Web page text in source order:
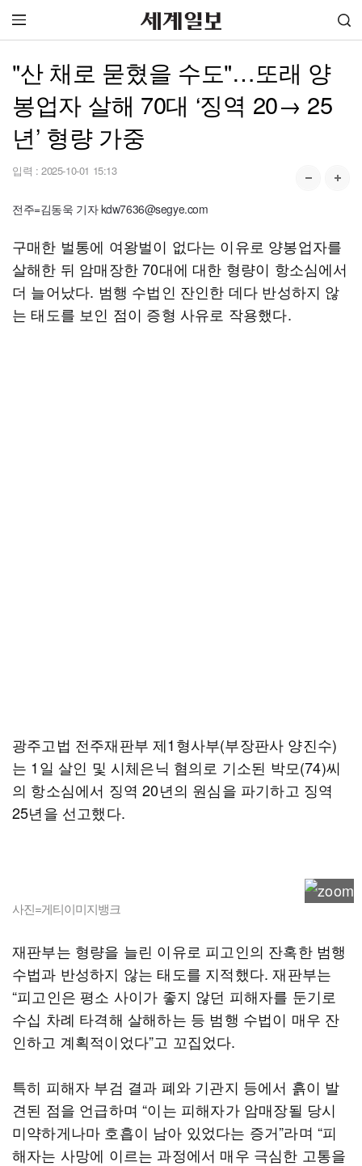
"산 채로 묻혔을 수도"…또래 양
봉업자 살해 70대 ‘징역 20→ 25
년’ 형량 가중
입력 : 2025-10-01 15:13
전주=김동욱 기자 kdw7636@segye.com
구매한 벌통에 여왕벌이 없다는 이유로 양봉업자를
살해한 뒤 암매장한 70대에 대한 형량이 항소심에서
더 늘어났다. 범행 수법인 잔인한 데다 반성하지 않
는 태도를 보인 점이 증형 사유로 작용했다.
광주고법 전주재판부 제1형사부(부장판사 양진수)
는 1일 살인 및 시체은닉 혐의로 기소된 박모(74)씨
의 항소심에서 징역 20년의 원심을 파기하고 징역
25년을 선고했다.
사진=게티이미지뱅크
재판부는 형량을 늘린 이유로 피고인의 잔혹한 범행
수법과 반성하지 않는 태도를 지적했다. 재판부는
“피고인은 평소 사이가 좋지 않던 피해자를 둔기로
수십 차례 타격해 살해하는 등 범행 수법이 매우 잔
인하고 계획적이었다”고 꼬집었다.
특히 피해자 부검 결과 폐와 기관지 등에서 흙이 발
견된 점을 언급하며 “이는 피해자가 암매장될 당시
미약하게나마 호흡이 남아 있었다는 증거”라며 “피
해자는 사망에 이르는 과정에서 매우 극심한 고통을